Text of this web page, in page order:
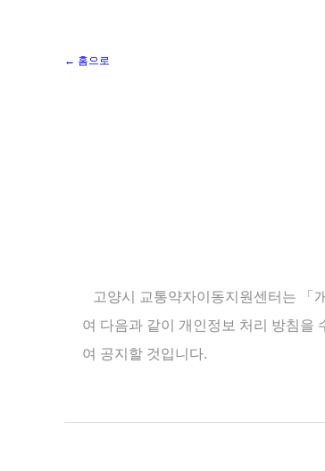
← 홈으로
고양시 교통약자이동지원센터는 「
여 다음과 같이 개인정보 처리 방침을
여 공지할 것입니다.